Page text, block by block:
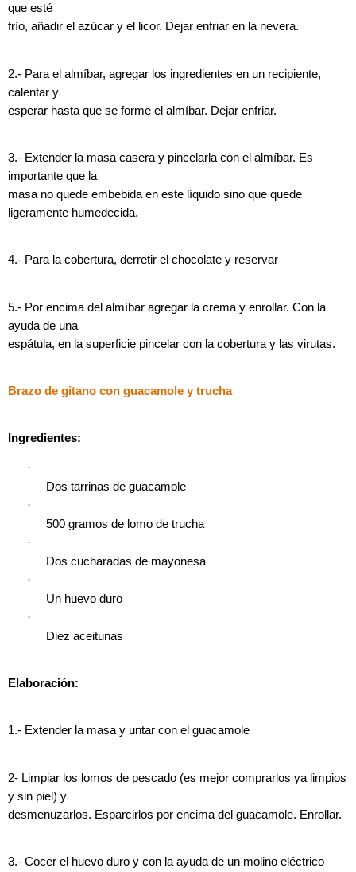
que esté
frío, añadir el azúcar y el licor. Dejar enfriar en la nevera.
2.- Para el almíbar, agregar los ingredientes en un recipiente,
calentar y
esperar hasta que se forme el almíbar. Dejar enfriar.
3.- Extender la masa casera y pincelarla con el almíbar. Es
importante que la
masa no quede embebida en este líquido sino que quede
ligeramente humedecida.
4.- Para la cobertura, derretir el chocolate y reservar
5.- Por encima del almíbar agregar la crema y enrollar. Con la
ayuda de una
espátula, en la superficie pincelar con la cobertura y las virutas.
Brazo de gitano con guacamole y trucha
Ingredientes:
·
Dos tarrinas de guacamole
·
500 gramos de lomo de trucha
·
Dos cucharadas de mayonesa
·
Un huevo duro
·
Diez aceitunas
Elaboración:
1.- Extender la masa y untar con el guacamole
2- Limpiar los lomos de pescado (es mejor comprarlos ya limpios
y sin piel) y
desmenuzarlos. Esparcirlos por encima del guacamole. Enrollar.
3.- Cocer el huevo duro y con la ayuda de un molino eléctrico